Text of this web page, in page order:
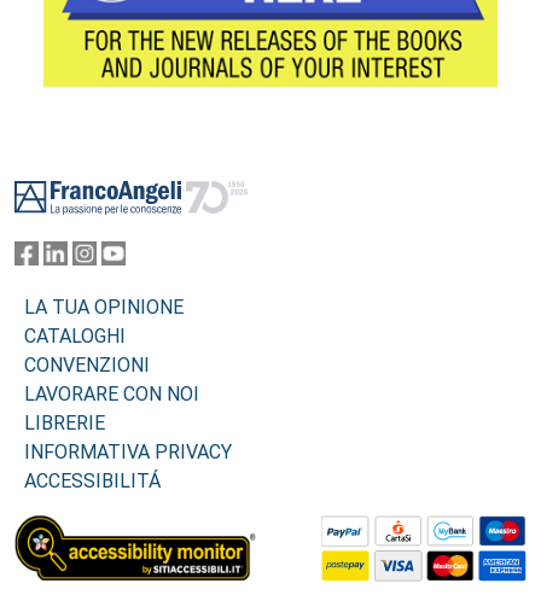
LA TUA OPINIONE
CATALOGHI
CONVENZIONI
LAVORARE CON NOI
LIBRERIE
INFORMATIVA PRIVACY
ACCESSIBILITÁ